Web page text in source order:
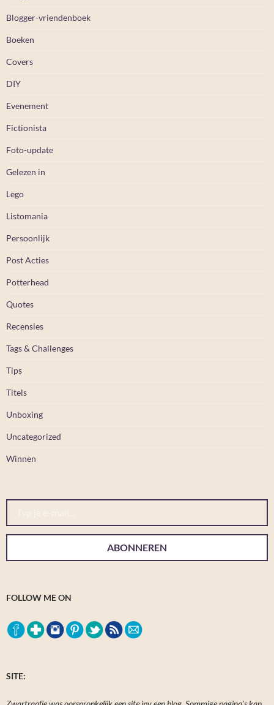
Blogger-vriendenboek
Boeken
Covers
DIY
Evenement
Fictionista
Foto-update
Gelezen in
Lego
Listomania
Persoonlijk
Post Acties
Potterhead
Quotes
Recensies
Tags & Challenges
Tips
Titels
Unboxing
Uncategorized
Winnen
Typ je e-mail...
ABONNEREN
FOLLOW ME ON
SITE: